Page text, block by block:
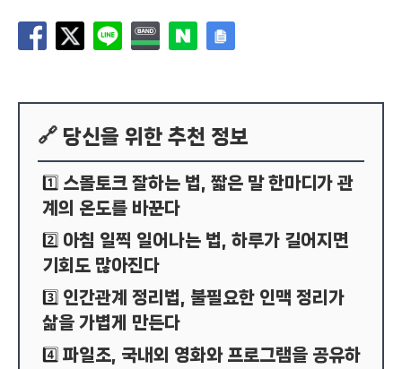
🔗 당신을 위한 추천 정보
1️⃣ 스몰토크 잘하는 법, 짧은 말 한마디가 관
계의 온도를 바꾼다
2️⃣ 아침 일찍 일어나는 법, 하루가 길어지면
기회도 많아진다
3️⃣ 인간관계 정리법, 불필요한 인맥 정리가
삶을 가볍게 만든다
4️⃣ 파일조, 국내외 영화와 프로그램을 공유하